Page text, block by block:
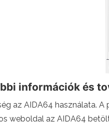
információk és
az AIDA64 használata.
weboldal az AIDA64